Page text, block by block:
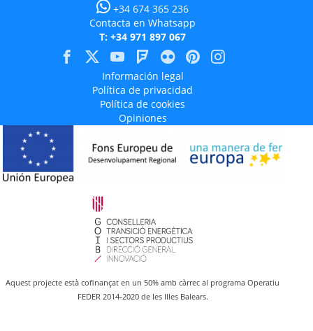
+34 674 365 236
Contacta en Whatsapp
T: +34 971 897 067
Información legal
Política de privacidad
Política de cookies
Opiniones
Aquest projecte està cofinançat en un 50% amb càrrec al programa Operatiu
FEDER 2014-2020 de les Illes Balears.